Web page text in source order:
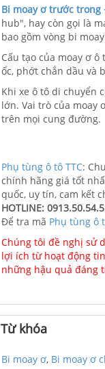
Bi moay ơ trước trong
hub", hay còn gọi là
bao gồm vòng bi
Cấu tạo của moay ơ
ốc, phớt chắn dầu và
Khi xe ô tô di chuyển
lớn. Vai trò của moay
trên mọi cung đường.
Phụ tùng ô tô TTC:
chính hãng giá tốt
quốc, uy tín, cam kết
HOTLINE:
Để tra mã Phụ tùng ô
Chúng tôi đề nghị sử
lợi ích từ hoạt động
những hậu quả đáng
Từ khóa
Bi moay ơ, Bi moay ơ